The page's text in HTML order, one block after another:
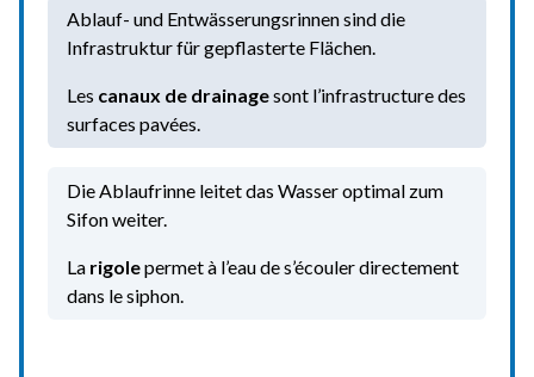
Ablauf- und Entwässerungsrinnen sind die
Infrastruktur für gepflasterte Flächen.
Les canaux de drainagesont l’infrastructure des
surfaces pavées.
Die Ablaufrinne leitet das Wasser optimal zum
Sifon weiter.
La rigolepermet à l’eau de s’écouler directement
dans le siphon.